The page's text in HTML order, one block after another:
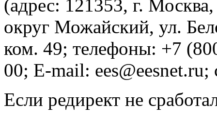
(адрес: 121353, г.
округ Можайский, ул.
ком. 49; телефоны: +7
00; E-mail: ees@eesnet.ru;
Если редирект не